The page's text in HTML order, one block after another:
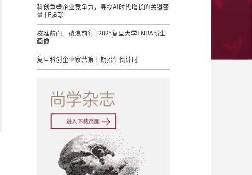
科创重塑企业竞争力，寻找AI时代增长的关键变
量 | E起聊
校准航向，破浪前行 | 2025复旦大学EMBA新生
画像
复旦科创企业家营第十期招生倒计时